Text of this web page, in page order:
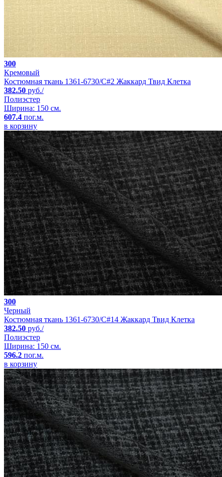
300
Кремовый
Костюмная ткань 1361-6730/C#2 Жаккард Твид Клетка
382.50 руб./
Полиэстер
Ширина: 150 см.
607.4 пог.м.
в корзину
300
Черный
Костюмная ткань 1361-6730/C#14 Жаккард Твид Клетка
382.50 руб./
Полиэстер
Ширина: 150 см.
596.2 пог.м.
в корзину